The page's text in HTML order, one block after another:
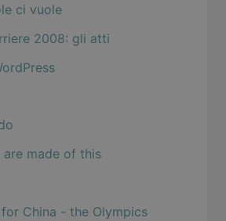
ci vuole
2008: gli atti
are made of this
China - the Olympics